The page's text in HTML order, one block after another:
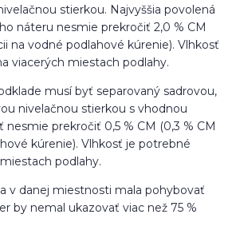
stierkou. Najvyššia povolená
náteru nesmie prekročiť 2,0 % CM
na vodné podlahové kúrenie). Vlhkosť
viacerých miestach podlahy.
musí byť separovaný sadrovou,
nivelačnou stierkou s vhodnou
nesmie prekročiť 0,5 % CM (0,3 % CM
kúrenie). Vlhkosť je potrebné
podlahy.
v danej miestnosti mala pohybovať
by nemal ukazovať viac než 75 %